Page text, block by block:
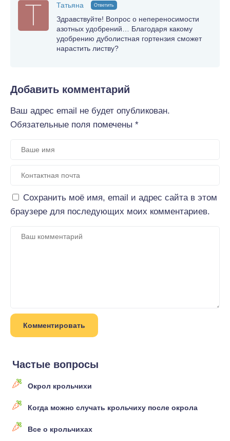
Татьяна Ответить
Здравствуйте! Вопрос о непереносимости
азотных удобрений… Благодаря какому
удобрению дуболистная гортензия сможет
нарастить листву?
Добавить комментарий
Ваш адрес email не будет опубликован.
Обязательные поля помечены *
Сохранить моё имя, email и адрес сайта в этом
браузере для последующих моих комментариев.
Частые вопросы
Окрол крольчихи
Когда можно случать крольчиху после окрола
Все о крольчихах